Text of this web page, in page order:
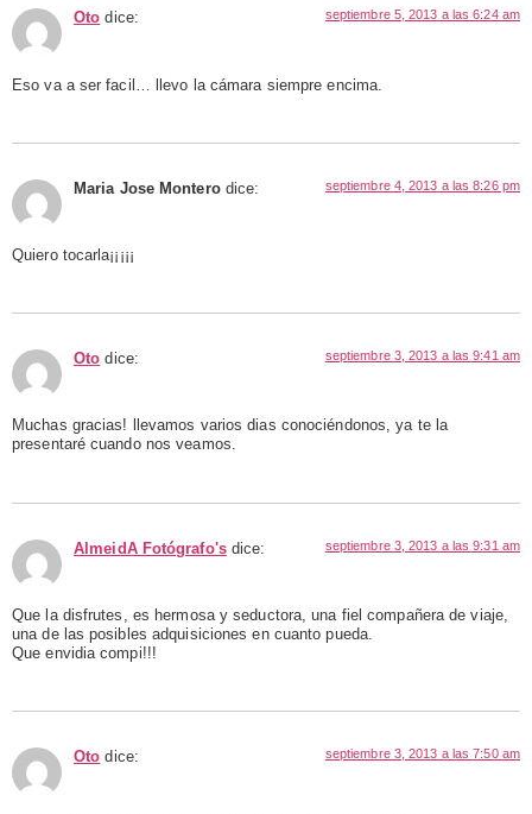
Oto dice: septiembre 5, 2013 a las 6:24 am
Eso va a ser facil… llevo la cámara siempre encima.
Maria Jose Montero dice: septiembre 4, 2013 a las 8:26 pm
Quiero tocarla¡¡¡¡¡
Oto dice: septiembre 3, 2013 a las 9:41 am
Muchas gracias! llevamos varios dias conociéndonos, ya te la
presentaré cuando nos veamos.
AlmeidA Fotógrafo's dice: septiembre 3, 2013 a las 9:31 am
Que la disfrutes, es hermosa y seductora, una fiel compañera de viaje,
una de las posibles adquisiciones en cuanto pueda.
Que envidia compi!!!
Oto dice: septiembre 3, 2013 a las 7:50 am